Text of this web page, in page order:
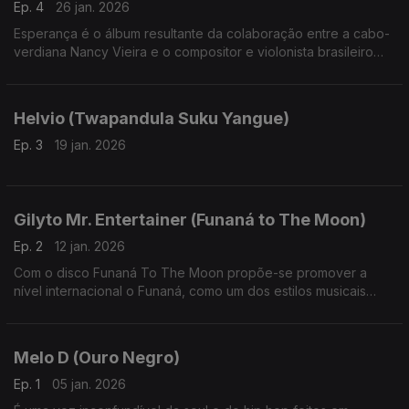
Ep. 4
26 jan. 2026
Esperança é o álbum resultante da colaboração entre a cabo-
verdiana Nancy Vieira e o compositor e violonista brasileiro
Helvio (Twapandula Suku Yangue)
Ep. 3 19 jan. 2026
Gilyto Mr. Entertainer (Funaná to The Moon)
Ep. 2
12 jan. 2026
Com o disco Funaná To The Moon propõe-se promover a
nível internacional o Funaná, como um dos estilos musicais
Melo D (Ouro Negro)
Ep. 1
05 jan. 2026